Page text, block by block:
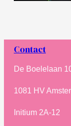
Contact
De Boelelaan
1081 HV
Initium 2A-12